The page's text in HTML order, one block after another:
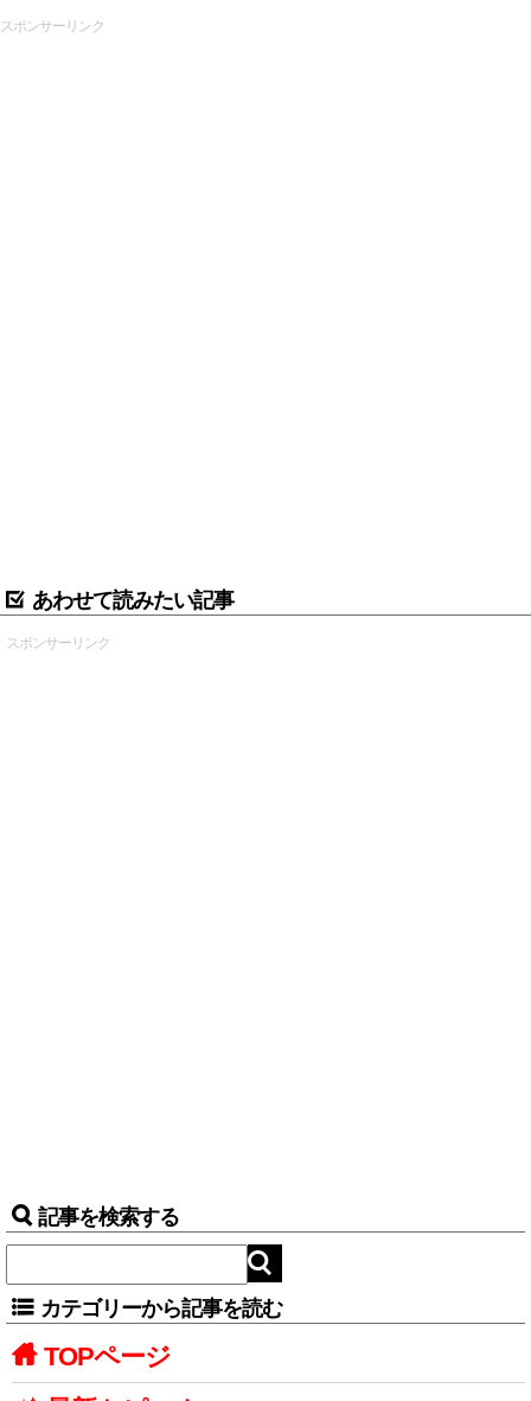
スポンサーリンク
あわせて読みたい記事
スポンサーリンク
記事を検索する
カテゴリーから記事を読む
TOPページ